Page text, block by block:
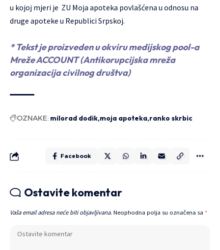
u kojoj mjeri je ZU Moja apoteka povlašćena u odnosu na
druge apoteke u Republici Srpskoj.
* Tekst je proizveden u okviru medijskog pool-a
Mreže ACCOUNT (Antikorupcijska mreža
organizacija civilnog društva)
OZNAKE: milorad dodik moja apoteka ranko skrbic
Facebook
Ostavite komentar
Vaša email adresa neće biti objavljivana. Neophodna polja su označena sa *